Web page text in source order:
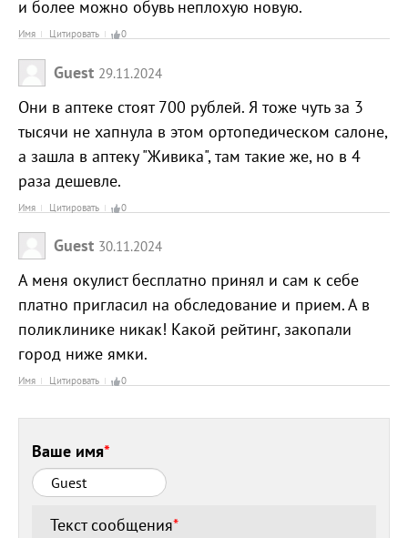
и более можно обувь неплохую новую.
Имя Цитировать 0
Guest 29.11.2024
Они в аптеке стоят 700 рублей. Я тоже чуть за 3
тысячи не хапнула в этом ортопедическом салоне,
а зашла в аптеку "Живика", там такие же, но в 4
раза дешевле.
Имя Цитировать 0
Guest 30.11.2024
А меня окулист бесплатно принял и сам к себе
платно пригласил на обследование и прием. А в
поликлинике никак! Какой рейтинг, закопали
город ниже ямки.
Имя Цитировать 0
Ваше имя*
Текст сообщения*